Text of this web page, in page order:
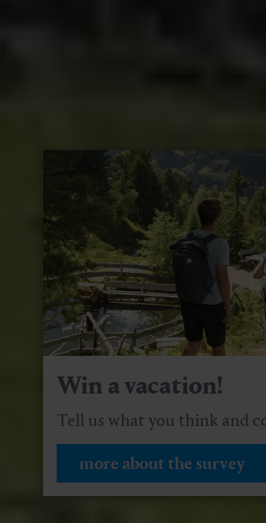
Win a vacation!
Tell us what you think and
more about the survey